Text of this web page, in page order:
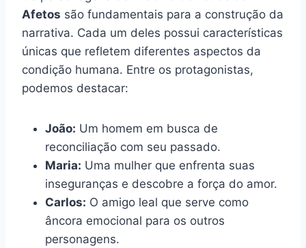
Afetos são fundamentais para a construção da
narrativa. Cada um deles possui características
únicas que refletem diferentes aspectos da
condição humana. Entre os protagonistas,
podemos destacar:
João: Um homem em busca de
reconciliação com seu passado.
Maria: Uma mulher que enfrenta suas
inseguranças e descobre a força do amor.
Carlos: O amigo leal que serve como
âncora emocional para os outros
personagens.